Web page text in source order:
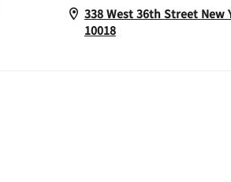
338 West 36th Street New
10018Opens In New